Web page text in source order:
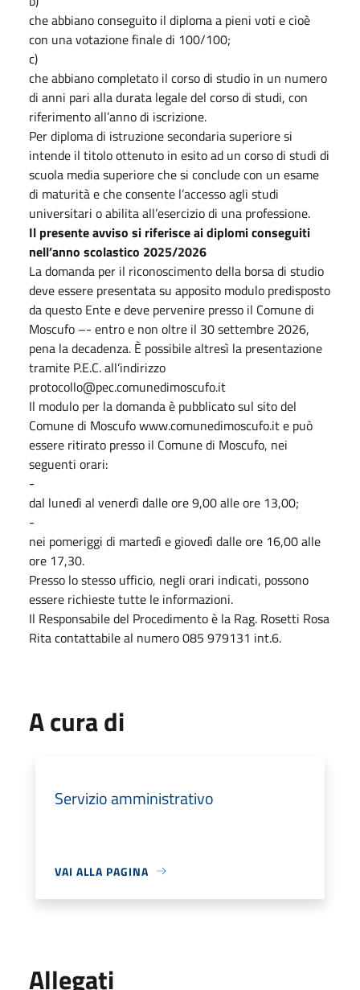
che abbiano conseguito il diploma a pieni voti e cioè
con una votazione finale di 100/100;
c)
che abbiano completato il corso di studio in un numero
di anni pari alla durata legale del corso di studi, con
riferimento all’anno di iscrizione.
Per diploma di istruzione secondaria superiore si
intende il titolo ottenuto in esito ad un corso di studi di
scuola media superiore che si conclude con un esame
di maturità e che consente l’accesso agli studi
universitari o abilita all’esercizio di una professione.
Il presente avviso si riferisce ai diplomi conseguiti
nell’anno scolastico 2025/2026
La domanda per il riconoscimento della borsa di studio
deve essere presentata su apposito modulo predisposto
da questo Ente e deve pervenire presso il Comune di
Moscufo –- entro e non oltre il 30 settembre 2026,
pena la decadenza. È possibile altresì la presentazione
tramite P.E.C. all’indirizzo
protocollo@pec.comunedimoscufo.it
Il modulo per la domanda è pubblicato sul sito del
Comune di Moscufo www.comunedimoscufo.it e può
essere ritirato presso il Comune di Moscufo, nei
seguenti orari:
-
dal lunedì al venerdì dalle ore 9,00 alle ore 13,00;
-
nei pomeriggi di martedì e giovedì dalle ore 16,00 alle
ore 17,30.
Presso lo stesso ufficio, negli orari indicati, possono
essere richieste tutte le informazioni.
Il Responsabile del Procedimento è la Rag. Rosetti Rosa
Rita contattabile al numero 085 979131 int.6.
A cura di
Servizio amministrativo
VAI ALLA PAGINA
Allegati